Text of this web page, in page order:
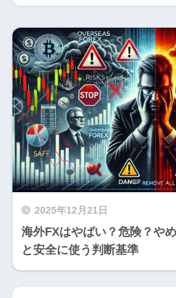
2025年12月21日
海外FXはやばい？危険？や
と安全に使う判断基準